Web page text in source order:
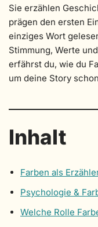
Sie erzählen
prägen den ersten
einziges Wort
Stimmung, Werte
erfährst du, wie du
um deine Story
Inhalt
Farben als
Psychologie &
Welche Rolle